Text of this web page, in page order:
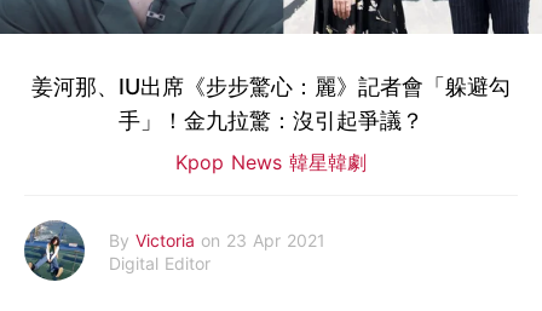
姜河那、IU出席《步步驚心：麗》記者會「躲避勾
手」！金九拉驚：沒引起爭議？
Kpop News 韓星韓劇
By Victoria on 23 Apr 2021
Digital Editor